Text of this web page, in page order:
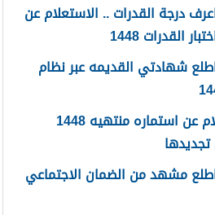
درجة القدرات .. الاستعلام عن
القدرات 1448
شهادتي القديمه عبر نظام
استعلام عن استماره منتهيه 1448
مشهد من الضمان الاجتماعي